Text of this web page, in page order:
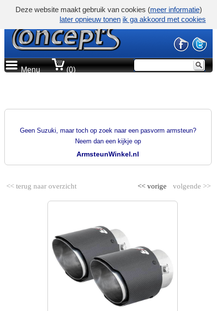
Menu (0)
Geen Suzuki, maar toch op zoek naar een pasvorm armsteun?
Neem dan een kijkje op
ArmsteunWinkel.nl
<< terug naar overzicht volgende >>
<< vorige
Deze website maakt gebruik van cookies (meer informatie)
later opnieuw tonen ik ga akkoord met cookies